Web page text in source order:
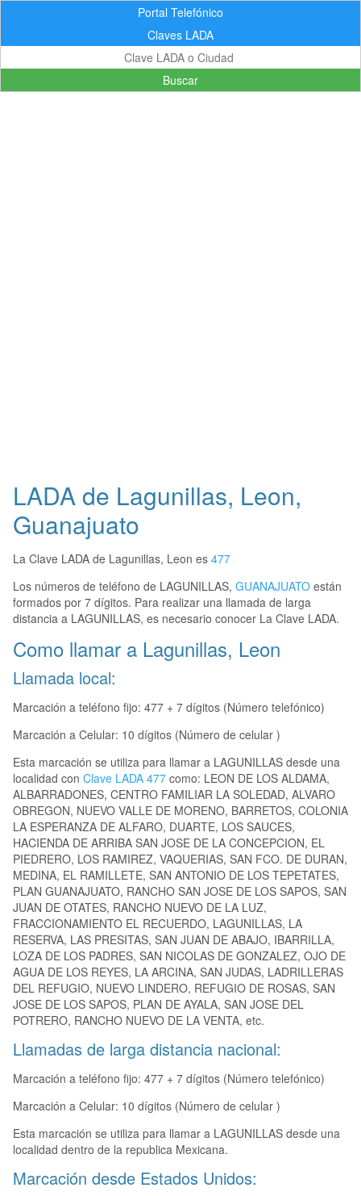
Portal Telefónico
Claves LADA
Buscar
LADA de Lagunillas, Leon,
Guanajuato
La Clave LADA de Lagunillas, Leon es 477
Los números de teléfono de LAGUNILLAS, GUANAJUATO están
formados por 7 dígitos. Para realizar una llamada de larga
distancia a LAGUNILLAS, es necesario conocer La Clave LADA.
Como llamar a Lagunillas, Leon
Llamada local:
Marcación a teléfono fijo: 477 + 7 dígitos (Número telefónico)
Marcación a Celular: 10 dígitos (Número de celular )
Esta marcación se utiliza para llamar a LAGUNILLAS desde una
localidad con Clave LADA 477 como: LEON DE LOS ALDAMA,
ALBARRADONES, CENTRO FAMILIAR LA SOLEDAD, ALVARO
OBREGON, NUEVO VALLE DE MORENO, BARRETOS, COLONIA
LA ESPERANZA DE ALFARO, DUARTE, LOS SAUCES,
HACIENDA DE ARRIBA SAN JOSE DE LA CONCEPCION, EL
PIEDRERO, LOS RAMIREZ, VAQUERIAS, SAN FCO. DE DURAN,
MEDINA, EL RAMILLETE, SAN ANTONIO DE LOS TEPETATES,
PLAN GUANAJUATO, RANCHO SAN JOSE DE LOS SAPOS, SAN
JUAN DE OTATES, RANCHO NUEVO DE LA LUZ,
FRACCIONAMIENTO EL RECUERDO, LAGUNILLAS, LA
RESERVA, LAS PRESITAS, SAN JUAN DE ABAJO, IBARRILLA,
LOZA DE LOS PADRES, SAN NICOLAS DE GONZALEZ, OJO DE
AGUA DE LOS REYES, LA ARCINA, SAN JUDAS, LADRILLERAS
DEL REFUGIO, NUEVO LINDERO, REFUGIO DE ROSAS, SAN
JOSE DE LOS SAPOS, PLAN DE AYALA, SAN JOSE DEL
POTRERO, RANCHO NUEVO DE LA VENTA, etc.
Llamadas de larga distancia nacional:
Marcación a teléfono fijo: 477 + 7 dígitos (Número telefónico)
Marcación a Celular: 10 dígitos (Número de celular )
Esta marcación se utiliza para llamar a LAGUNILLAS desde una
localidad dentro de la republica Mexicana.
Marcación desde Estados Unidos: